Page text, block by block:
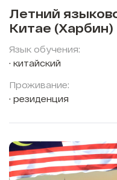
Летний
Китае (Харбин)
Язык обучения:
китайский
Проживание:
резиденция